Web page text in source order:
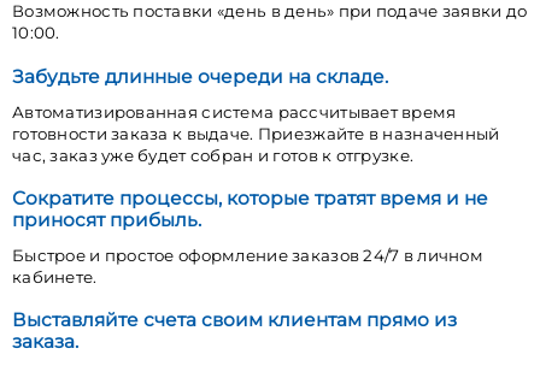
Возможность поставки «день в день» при подаче заявки до
10:00.
Забудьте длинные очереди на складе.
Автоматизированная система рассчитывает время
готовности заказа к выдаче. Приезжайте в назначенный
час, заказ уже будет собран и готов к отгрузке.
Сократите процессы, которые тратят время и не
приносят прибыль.
Быстрое и простое оформление заказов 24/7 в личном
кабинете.
Выставляйте счета своим клиентам прямо из
заказа.